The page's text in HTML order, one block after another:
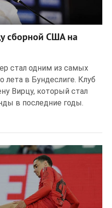
сборной США на
стал одним из самых
лета в Бундеслиге. Клуб
Вирцу, который стал
в последние годы.